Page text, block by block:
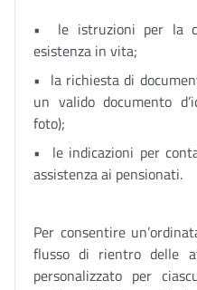
• le istruzioni per la
esistenza in vita;
• la richiesta di
un valido documento
foto);
• le indicazioni per
assistenza ai pensionati.
Per consentire
flusso di rientro delle
personalizzato per